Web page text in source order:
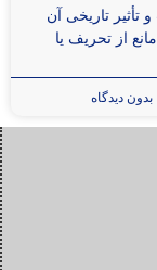
تأثیر تاریخی آن
از تحریف یا
بدون دیدگاه